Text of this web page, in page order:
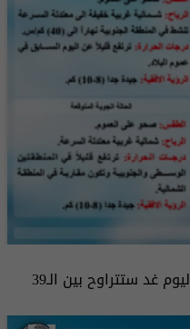
وذكرت ان "درجات الحرارة العظمى ليوم غد ستتراوح بين الـ39